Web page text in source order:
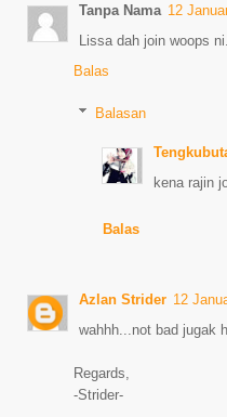
Tanpa Nama 12
Lissa dah join woops
Balas
Balasan
kena rajin
Balas
Azlan Strider 12
wahhh...not bad jugak
Regards,
-Strider-